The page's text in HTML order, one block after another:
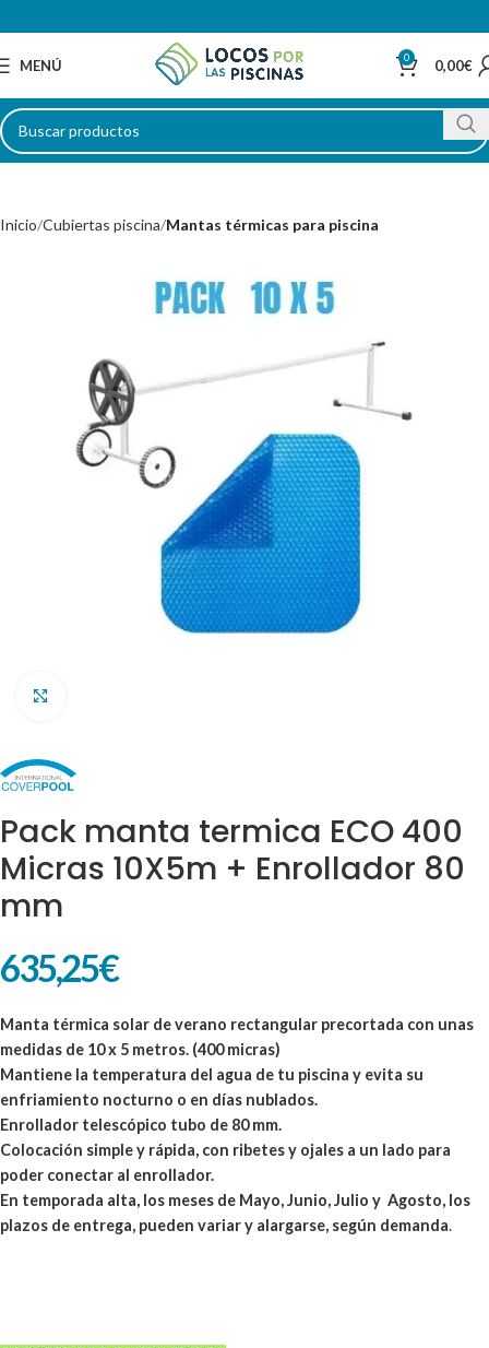
MENÚ 0 0,00€
Inicio Cubiertas piscina Mantas térmicas para piscina
Pack manta termica ECO 400
Micras 10X5m + Enrollador 80
mm
635,25€
Manta térmica solar de verano rectangular precortada con unas
medidas de 10 x 5 metros. (400 micras)
Mantiene la temperatura del agua de tu piscina y evita su
enfriamiento nocturno o en días nublados.
Enrollador telescópico tubo de 80 mm.
Colocación simple y rápida, con ribetes y ojales a un lado para
poder conectar al enrollador.
En temporada alta, los meses de Mayo, Junio, Julio y Agosto, los
plazos de entrega, pueden variar y alargarse, según demanda.